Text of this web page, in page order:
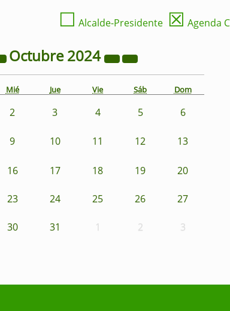
☐ Alcalde-Presidente ☒ Agenda
Octubre2024
Mié Jue Vie Sáb Dom
2 3 4 5 6
9 10 11 12 13
16 17 18 19 20
23 24 25 26 27
30 31 1 2 3